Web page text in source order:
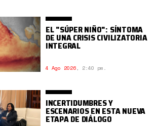
EL "SÚPER NIÑO": SÍNTOMA
DE UNA CRISIS CIVILIZATORIA
INTEGRAL
4 Ago 2026, 2:40 pm.
INCERTIDUMBRES Y
ESCENARIOS EN ESTA NUEVA
ETAPA DE DIÁLOGO